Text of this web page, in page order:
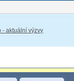
- aktuální výzvy